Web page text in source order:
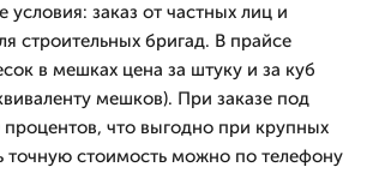
условия: заказ от частных лиц и
строительных бригад. В прайсе
в мешках цена за штуку и за куб
мешков). При заказе под
процентов, что выгодно при крупных
точную стоимость можно по телефону